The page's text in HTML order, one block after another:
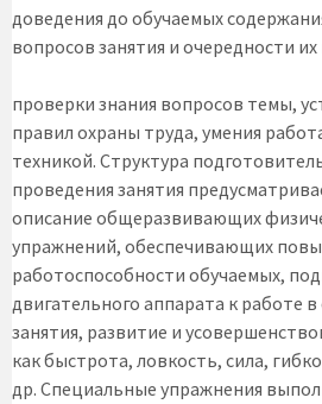
доведения до обучаемых
вопросов занятия и очередности их
проверки знания вопросов темы,
правил охраны труда, умения
техникой. Структура
проведения занятия
описание общеразвивающих
упражнений, обеспечивающих
работоспособности обучаемых,
двигательного аппарата к работе
занятия, развитие и
как быстрота, ловкость, сила,
др. Специальные упражнения